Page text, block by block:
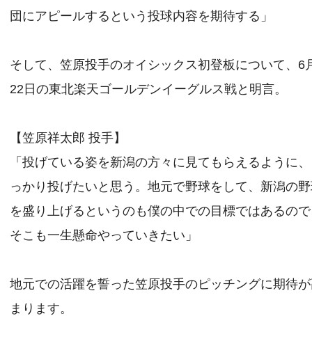
団にアピールするという投球内容を期待する」
そして、笠原投手のオイシックス初登板について、6
22日の東北楽天ゴールデンイーグルス戦と明言。
【笠原祥太郎 投手】
「投げている姿を新潟の方々に見てもらえるように
っかり投げたいと思う。地元で野球をして、新潟の
を盛り上げるというのも僕の中での目標ではあるの
そこも一生懸命やっていきたい」
地元での活躍を誓った笠原投手のピッチングに期待
まります。